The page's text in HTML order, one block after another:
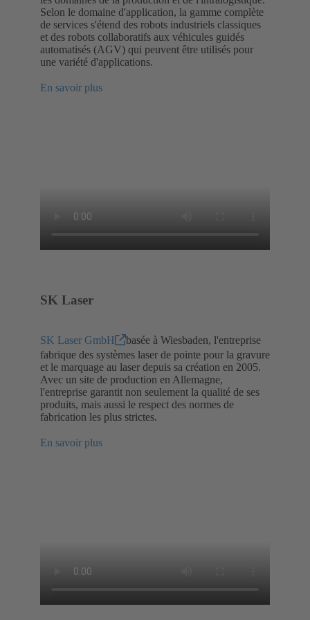
Selon le domaine d'application, la gamme complète
de services s'étend des robots industriels classiques
et des robots collaboratifs aux véhicules guidés
automatisés (AGV) qui peuvent être utilisés pour
une variété d'applications.
En savoir plus
SK Laser
SK Laser GmbH
basée à Wiesbaden, l'entreprise
fabrique des systèmes laser de pointe pour la gravure
et le marquage au laser depuis sa création en 2005.
Avec un site de production en Allemagne,
l'entreprise garantit non seulement la qualité de ses
produits, mais aussi le respect des normes de
fabrication les plus strictes.
En savoir plus